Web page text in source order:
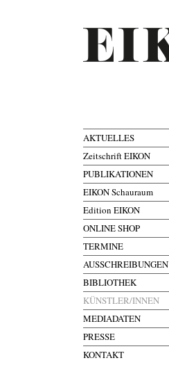
AKTUELLES
Zeitschrift EIKON
PUBLIKATIONEN
EIKON Schauraum
Edition EIKON
ONLINE SHOP
TERMINE
AUSSCHREIBUNGEN
BIBLIOTHEK
KÜNSTLER/INNEN
MEDIADATEN
PRESSE
KONTAKT